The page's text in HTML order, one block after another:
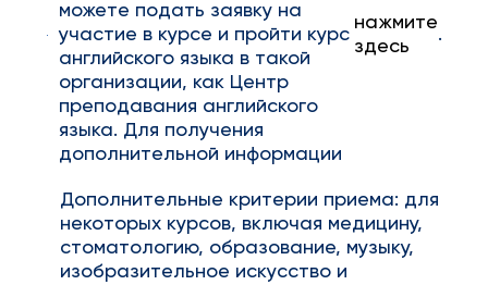
можете подать заявку на
участие в курсе и пройти курс
английского языка в такой
организации, как Центр
преподавания английского
языка. Для получения
дополнительной информации
нажмите
здесь
.
Дополнительные критерии приема: для
некоторых курсов, включая медицину,
стоматологию, образование, музыку,
изобразительное искусство и